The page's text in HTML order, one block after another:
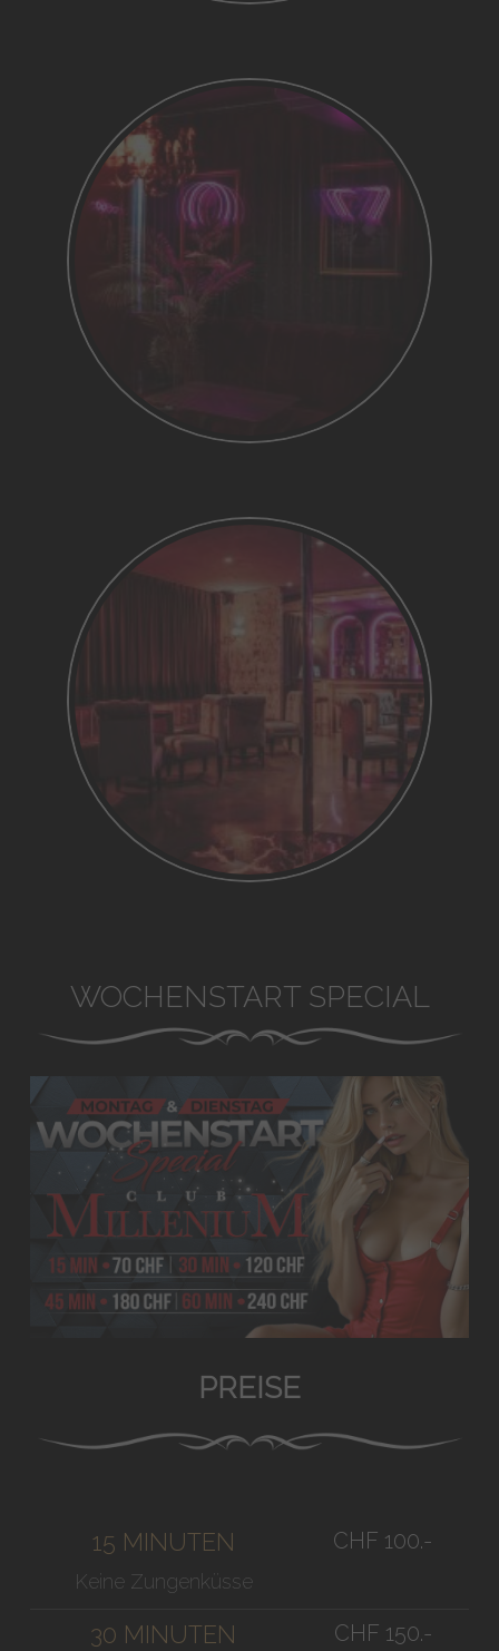
WOCHENSTART SPECIAL
PREISE
15 MINUTEN
Keine Zungenküsse
CHF 100.-
30 MINUTEN CHF 150.-